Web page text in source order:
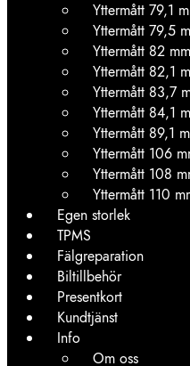
Yttermått 79,1
Yttermått 79,5
Yttermått 82 mm
Yttermått 82,1
Yttermått 83,7
Yttermått 84,1
Yttermått 89,1
Yttermått 106
Yttermått 108
Yttermått 110
Egen storlek
TPMS
Fälgreparation
Biltillbehör
Presentkort
Kundtjänst
Info
Om oss